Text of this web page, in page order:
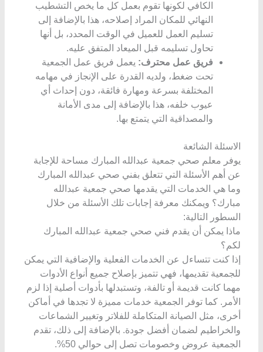
الكافي لكونها تقوم بعمل كل ما يخص التشطيب
النهائي للمكان المراد إصلاحه، هذا بالإضافة إلى
تسليم العمل للعميل في الوقت المحدد، بل أنها
تحاول تسليمه قبل الميعاد المتفق عليه.
فريق عمل محترف: يعمل فريق عمل الجمعية
تحت ضغط، ولديه القدرة على الإنجاز في مهامه
المختلفة بسرعة ومهارة فائقة، دون إحداث أي
عيوب خلفه، هذا بالإضافة إلى مدى الأمانة
والمصداقية التي يتمتع بها.
الاسئلة الشائعة
يوفر معلم صحي جمعية عبدالله المبارك مساحة للإجابة
عن أهم الأسئلة التي تتعلق بفني صحي عبدالله المبارك
وما هي الخدمات التي يقدمها صحي جمعية عبدالله
مبارك؟ ويمكنك معرفة إجابات تلك الأسئلة من خلال
السطور التالية:
ماذا يمكن أن يقدم فني صحي جمعية عبدالله المبارك
لكم؟
إذا كنت تتساءل عن الخدمات الفعلية والإضافية التي يمكن
للجمعية تقديمها، فهي تتميز بإصلاح جميع أنواع الأدوات
مهما كانت قديمة أو تالفة، وتستبدلها بأدوات أصلية إذا لزم
الأمر. كما توفر الجمعية خدمات مميزة لا تجدها في أماكن
أخرى، مثل الصيانة المتكاملة للفلاتر وتغيير الشماعات
والخراطيم لضمان أفضل جودة. بالإضافة إلى ذلك، تقدم
الجمعية عروض وخصومات تصل إلى حوالي 50%.